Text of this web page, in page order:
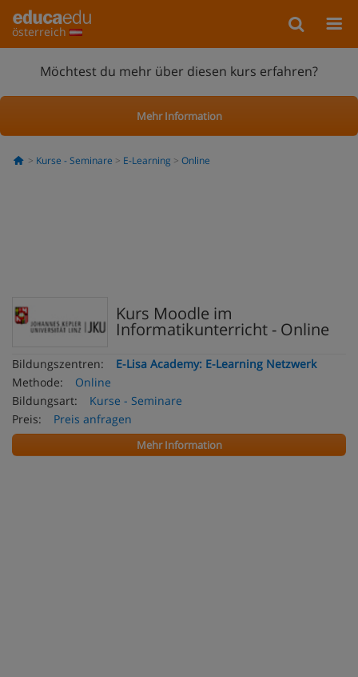
österreich
Möchtest du mehr über diesen kurs erfahren?
Mehr Information
Kurse - Seminare E-Learning Online
Kurs Moodle im
Informatikunterricht - Online
Bildungszentren:
E-Lisa Academy: E-Learning Netzwerk
Methode:
Online
Bildungsart:
Kurse - Seminare
Preis:
Preis anfragen
Mehr Information